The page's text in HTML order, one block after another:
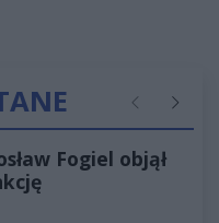
Poprzednie
Fogiel objął